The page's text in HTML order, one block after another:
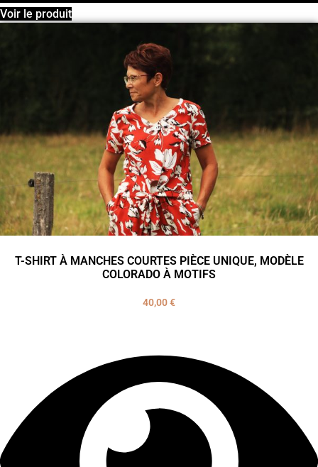
Voir le produit
T-SHIRT À MANCHES COURTES PIÈCE UNIQUE, MODÈLE
COLORADO À MOTIFS
40,00€